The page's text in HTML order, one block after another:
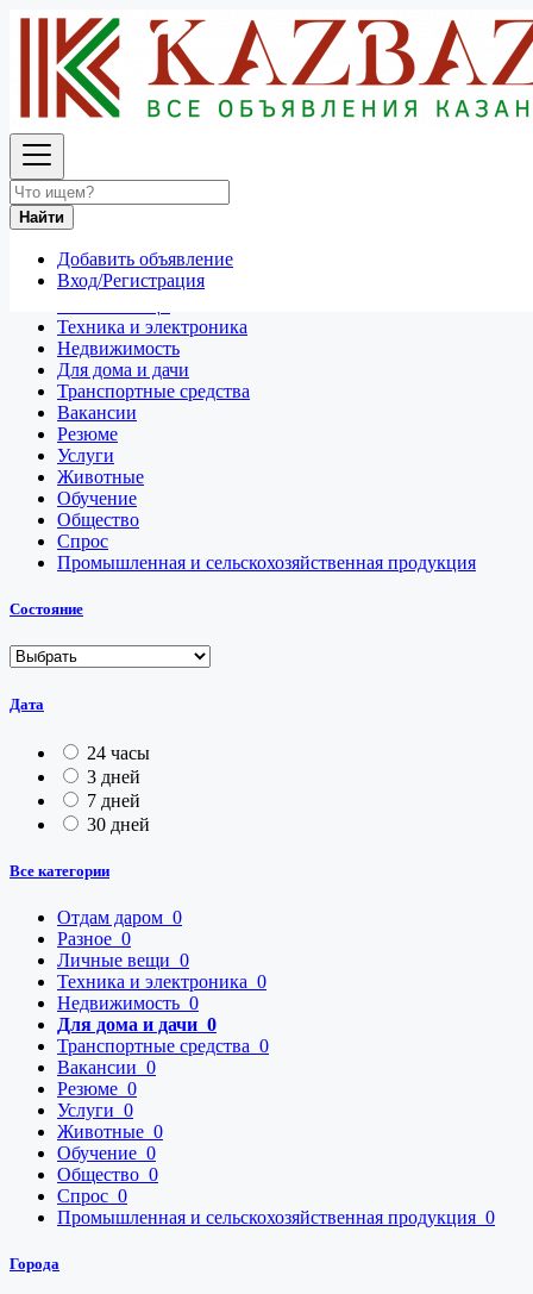
Найти
Добавить объявление
Вход/Регистрация
Для дома и дачи
Игрушки и игры
Все объявления в 50 км around Хабаровск
Отдам даром
Разное
Техника и электроника
Недвижимость
Для дома и дачи
Транспортные средства
Вакансии
Резюме
Услуги
Животные
Обучение
Общество
Спрос
Промышленная и сельскохозяйственная продукция
Состояние
Дата
24 часы
3 дней
7 дней
30 дней
Все категории
Отдам даром 0
Разное 0
Личные вещи 0
Техника и электроника 0
Недвижимость 0
Для дома и дачи 0
Транспортные средства 0
Вакансии 0
Резюме 0
Услуги 0
Животные 0
Обучение 0
Общество 0
Спрос 0
Промышленная и сельскохозяйственная продукция 0
Города